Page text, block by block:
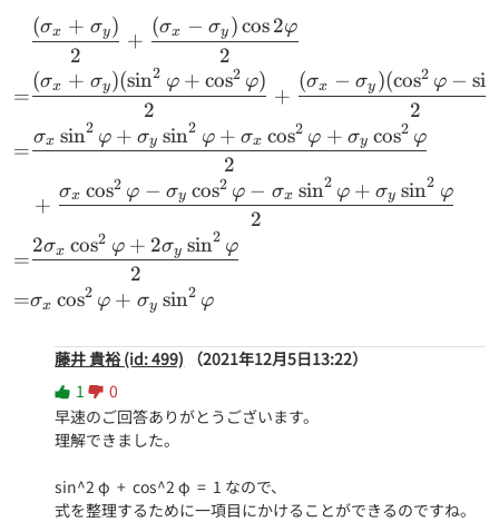
\cos^2{\varphi}
\begin{aligned} &
=
=
=
=
2
(σx + σy)
+
2
(σx − σy )cos2φ
2
(σx + σy)(sin2 φ + cos2 φ)
+
2
(σx − σy )(cos2 φ − si
2
σx sin2 φ + σy sin2 φ + σx cos2 φ + σy cos2 φ
+
2
σx cos2 φ − σy cos2 φ − σx sin2 φ + σy sin2 φ
2
2σx cos2 φ + 2σy sin2 φ
σx cos2 φ + σy sin2 φ
藤井 貴裕 (id: 499)
（2021年12月5日13:22）
1
0
早速のご回答ありがとうございます。
理解できました。
sin^2 φ  +  cos^2 φ  =  1 なので、
式を整理するために一項目にかけることができるのですね。